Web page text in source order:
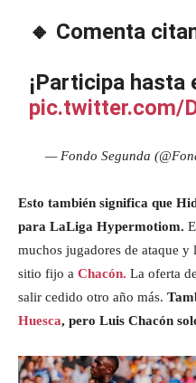
🔸 Comenta
¡Participa hasta
pic.twitter.com/
— Fondo Segunda
Esto también significa que
para LaLiga Hypermotiom.
muchos jugadores de ataque
sitio fijo a Chacón. La oferta
salir cedido otro año más.
Huesca, pero Luis Chacón